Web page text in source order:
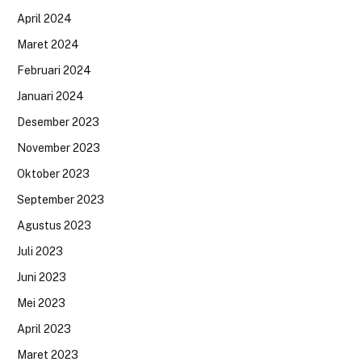
April 2024
Maret 2024
Februari 2024
Januari 2024
Desember 2023
November 2023
Oktober 2023
September 2023
Agustus 2023
Juli 2023
Juni 2023
Mei 2023
April 2023
Maret 2023